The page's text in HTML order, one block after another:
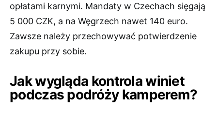
opłatami karnymi. Mandaty w Czechach sięgają
5 000 CZK, a na Węgrzech nawet 140 euro.
Zawsze należy przechowywać potwierdzenie
zakupu przy sobie.
Jak wygląda kontrola winiet
podczas podróży kamperem?